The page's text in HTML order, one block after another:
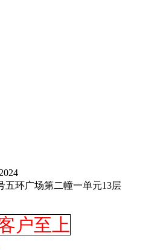
五环广场第二幢一单元13层
户至上